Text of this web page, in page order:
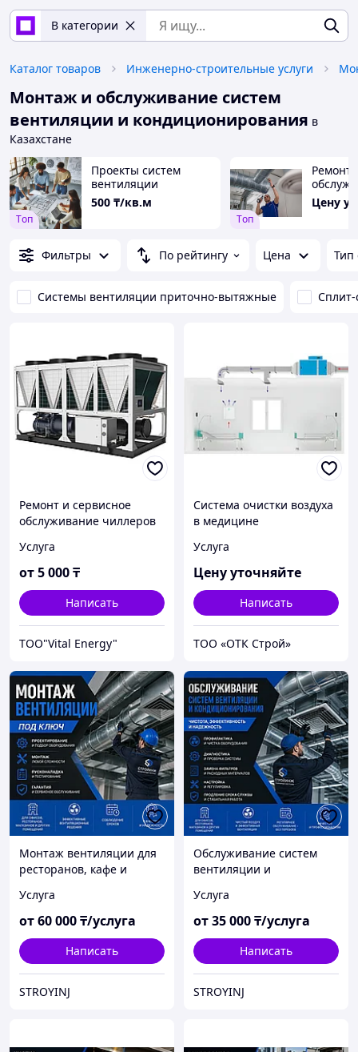
В категории
Каталог товаров Инженерно-строительные услуги
Монтаж и обслуживание систем
вентиляции и кондиционирования в
Казахстане
Tоп
Проекты систем
вентиляции
500 ₸/кв.м
Tоп
Ремонт
Цену
Фильтры По рейтингу Цена Тип
Системы вентиляции приточно-вытяжные
Ремонт и сервисное
обслуживание чиллеров
Услуга
от5 000₸
Написать
ТОО"Vital Energy"
Система очистки воздуха
в медицине
Услуга
Цену уточняйте
Написать
ТОО «ОТК Строй»
Монтаж вентиляции для
ресторанов, кафе и
помещений под ключ
Услуга
от60 000₸/услуга
Написать
STROYINJ
Обслуживание систем
вентиляции и
Услуга
от35 000₸/услуга
Написать
STROYINJ